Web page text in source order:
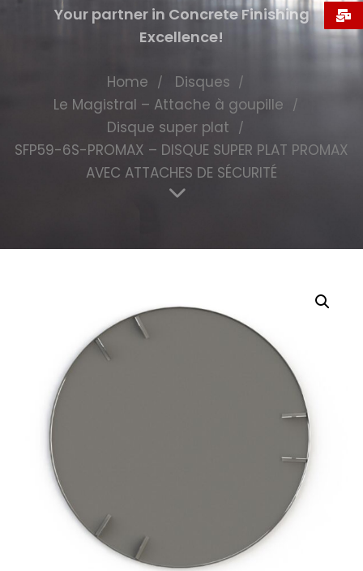
Your partner in Concrete Finishing
Excellence!
Home
Disques
Le Magistral – Attache à goupille
Disque super plat
SFP59-6S-PROMAX – DISQUE SUPER PLAT PROMAX
AVEC ATTACHES DE SÉCURITÉ